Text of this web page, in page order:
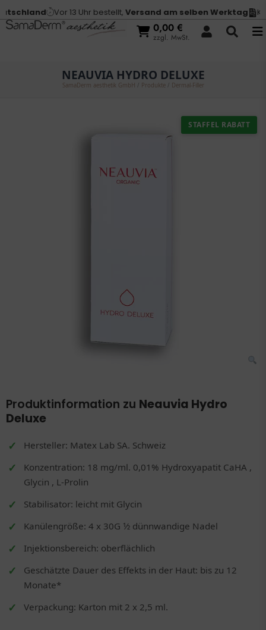
Vor 13 Uhr bestellt,Versand am selben Werktag
0,00 €
zzgl. MwSt.
NEAUVIA HYDRO DELUXE
SamaDerm aesthetik GmbH Produkte/ Dermal-Filler
STAFFEL RABATT
Produktinformation zu Neauvia Hydro
Deluxe
Hersteller: Matex Lab SA. Schweiz
Konzentration: 18 mg/ml. 0,01% Hydroxyapatit CaHA ,
Glycin , L-Prolin
Stabilisator: leicht mit Glycin
Kanülengröße: 4 x 30G 1⁄2 dünnwandige Nadel
Injektionsbereich: oberflächlich
Geschätzte Dauer des Effekts in der Haut: bis zu 12
Monate*
Verpackung: Karton mit 2 x 2,5 ml.